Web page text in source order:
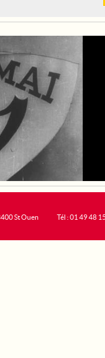
St Ouen
Tél : 01 49 48